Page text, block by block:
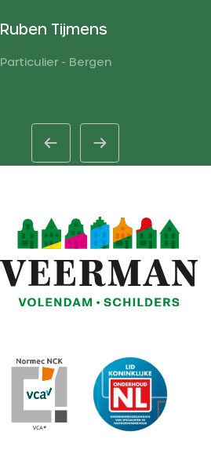
Ruben Tijmens
Particulier - Bergen